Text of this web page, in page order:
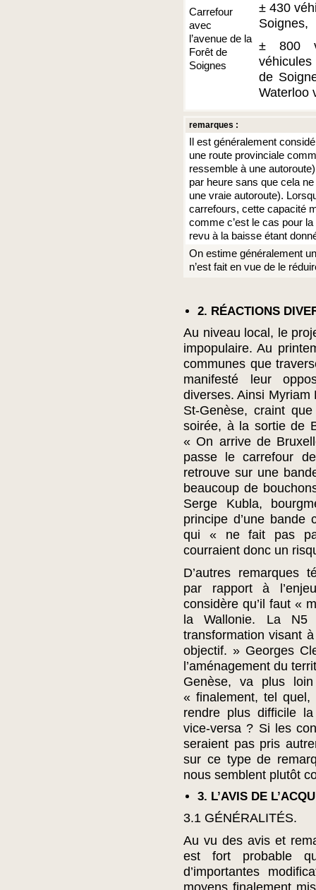
Carrefour
avec
l’avenue de la
Forêt de
Soignes
± 430
Soignes,
± 800
véhicules
de
Waterloo
remarques :
Il est généralement
une route provinciale
ressemble à une
par heure sans que cela
une vraie autoroute).
carrefours, cette capacité
comme c’est le cas pour
revu à la baisse étant
On estime généralement
n’est fait en vue de le
2. RÉACTIONS
Au niveau local, le
impopulaire. Au
communes que
manifesté leur
diverses. Ainsi Myriam
St-Genèse, craint
soirée, à la sortie de
« On arrive de
passe le carrefour
retrouve sur une
beaucoup de
Serge Kubla,
principe d’une bande
qui « ne fait pas
courraient donc un
D’autres remarques
par rapport à
considère qu’il faut «
la Wallonie. La N5
transformation visant
objectif. » Georges
l’aménagement du
Genèse, va plus
« finalement, tel quel,
rendre plus difficile
vice-versa ? Si les
seraient pas pris
sur ce type de
nous semblent plutôt
3. L’AVIS DE L’ACQU
3.1 GÉNÉRALITÉS.
Au vu des avis et
est fort probable
d’importantes
moyens finalement